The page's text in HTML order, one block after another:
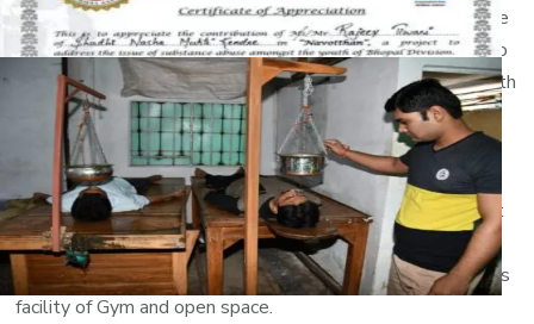
benefited by Shuddhi deaddiction center in Bilaspur and we
are very happy to share with you the news that the idea to
make the society addiction free was successful by your faith
you have on us. Deaddiction center near Raigarh and
deaddiction center in Raigarh was a great boon in Bilaspur.
After deaddiction center in Bilaspur we are moving to all
over India. Top Nasha mukti kendra near Raigarh, with best
facility, Best Nasha Mukti center in Bilaspur. Nasha Mukti
center Bilaspur provides best treatment. We also provides
facility of Gym and open space.